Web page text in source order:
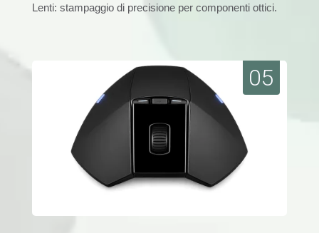
Lenti: stampaggio di precisione per componenti ottici.
05